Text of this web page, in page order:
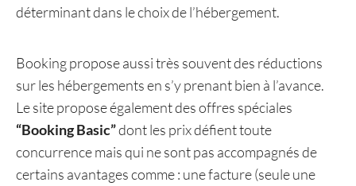
déterminant dans le choix de l’hébergement.
Booking propose aussi très souvent des réductions
sur les hébergements en s’y prenant bien à l’avance.
Le site propose également des offres spéciales
“Booking Basic”dont les prix défient toute
concurrence mais qui ne sont pas accompagnés de
certains avantages comme : une facture (seule une